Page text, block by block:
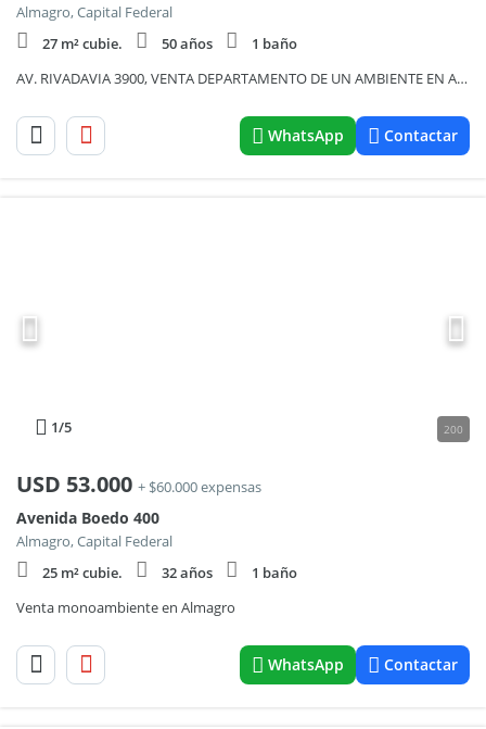
Almagro, Capital Federal
27 m² cubie.
50 años
1 baño
AV. RIVADAVIA 3900, VENTA DEPARTAMENTO DE UN AMBIENTE EN ALMAGRO
WhatsApp Contactar
1/5 200
USD 53.000 + $60.000 expensas
Avenida Boedo 400
Almagro, Capital Federal
25 m² cubie.
32 años
1 baño
Venta monoambiente en Almagro
WhatsApp Contactar